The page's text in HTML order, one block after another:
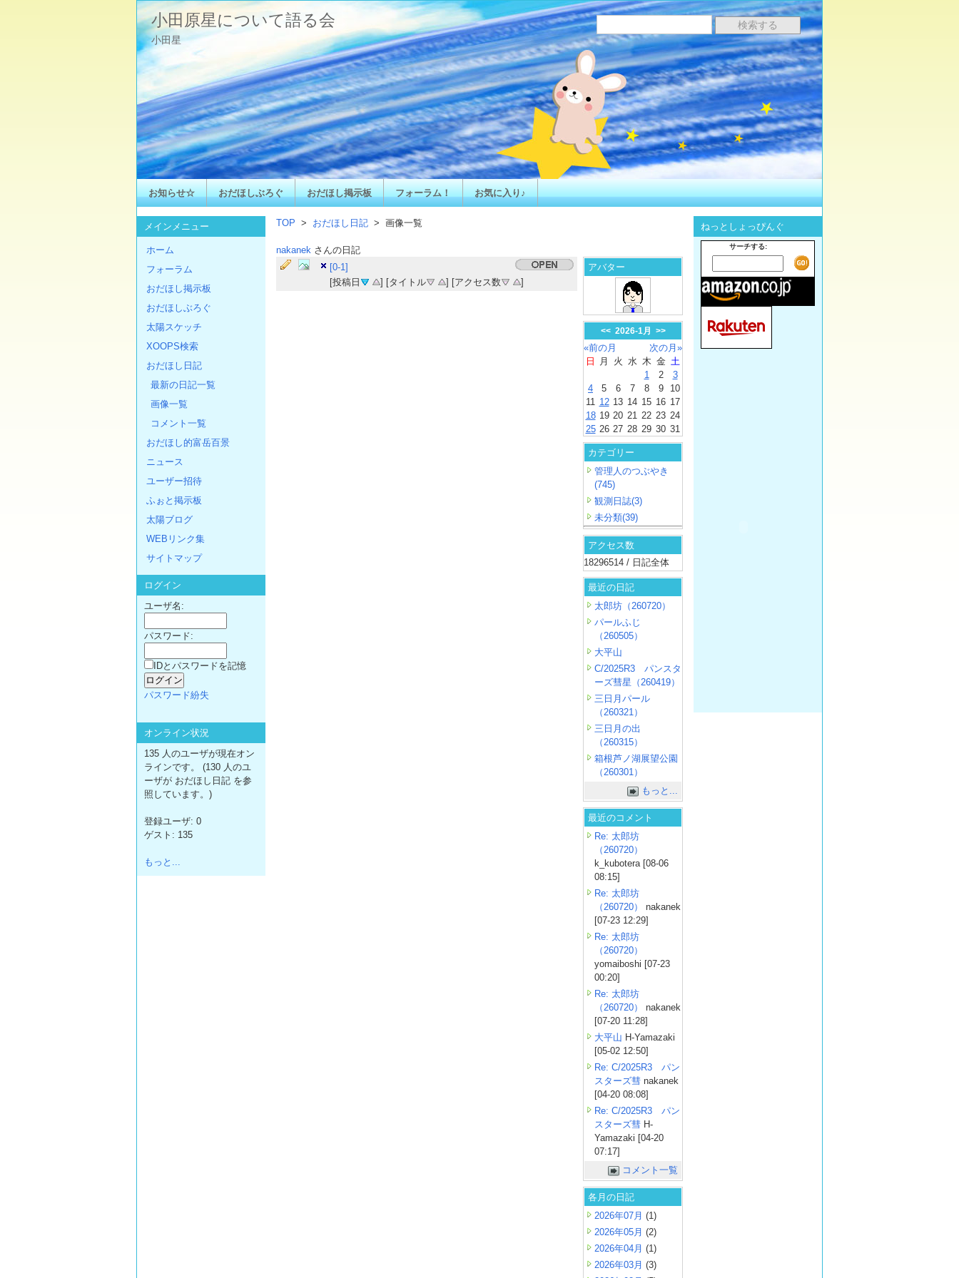
小田原星について語る会
小田星
お知らせ☆ おだほしぶろぐ おだほし掲示板 フォーラム！ お気に入り♪
TOP > おだほし日記 > 画像一覧
nakanek さんの日記
[0-1]
[投稿日
] [タイトル ] [アクセス数 ]
アバター
<< 2026-1月 >>
«前の月
次の月»
日
月 火 水 木 金 土
1
2
3
4
5 6 7 8 9
10
11 12 13 14 15 16 17
18 19 20 21 22 23 24
25 26 27 28 29 30 31
カテゴリー
管理人のつぶやき
(745)
観測日誌(3)
未分類(39)
アクセス数
18296514 / 日記全体
最近の日記
太郎坊（260720）
パールふじ
（260505）
大平山
C/2025R3 パンスタ
ーズ彗星（260419）
三日月パール
（260321）
三日月の出
（260315）
箱根芦ノ湖展望公園
（260301）
もっと...
最近のコメント
Re: 太郎坊
（260720）
k_kubotera [08-06
08:15]
Re: 太郎坊
（260720）
nakanek
[07-23 12:29]
Re: 太郎坊
（260720）
yomaiboshi [07-23
00:20]
Re: 太郎坊
（260720）
nakanek
[07-20 11:28]
大平山 H-Yamazaki
[05-02 12:50]
Re: C/2025R3 パン
スターズ彗 nakanek
[04-20 08:08]
Re: C/2025R3 パン
スターズ彗 H-
Yamazaki [04-20
07:17]
コメント一覧
各月の日記
2026年07月 (1)
2026年05月 (2)
2026年04月 (1)
2026年03月 (3)
メインメニュー
ホーム
フォーラム
おだほし掲示板
おだほしぶろぐ
太陽スケッチ
XOOPS検索
おだほし日記
最新の日記一覧
画像一覧
コメント一覧
おだほし的富岳百景
ニュース
ユーザー招待
ふぉと掲示板
太陽ブログ
WEBリンク集
サイトマップ
ログイン
ユーザ名:
パスワード:
IDとパスワードを記憶
パスワード紛失
オンライン状況
135 人のユーザが現在オン
ラインです。 (130 人のユ
ーザが おだほし日記 を参
照しています。)
登録ユーザ: 0
ゲスト: 135
もっと...
ねっとしょっぴんぐ
サーチする: